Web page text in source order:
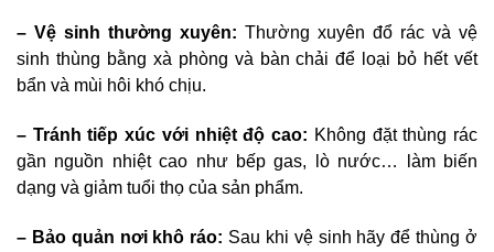
– Vệ sinh thường xuyên: Thường xuyên đổ rác và vệ
sinh thùng bằng xà phòng và bàn chải để loại bỏ hết vết
bẩn và mùi hôi khó chịu.
– Tránh tiếp xúc với nhiệt độ cao: Không đặt thùng rác
gần nguồn nhiệt cao như bếp gas, lò nước… làm biến
dạng và giảm tuổi thọ của sản phẩm.
– Bảo quản nơi khô ráo: Sau khi vệ sinh hãy để thùng ở